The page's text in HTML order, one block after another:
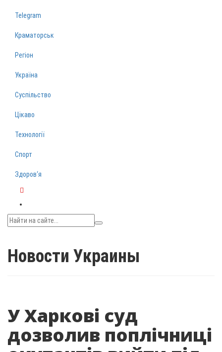
Telegram
Краматорськ
Регіон
Україна
Суспільство
Цікаво
Технології
Спорт
Здоров‘я
Новости Украины
У Харкові суд
дозволив поплічниці